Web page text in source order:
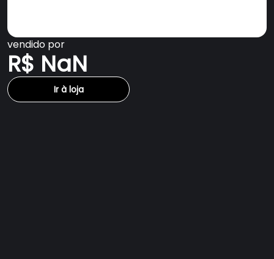
vendido por
R$ NaN
Ir à loja